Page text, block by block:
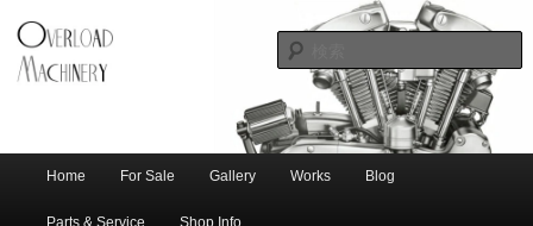
新潟のハー
レー中古車
バーロード
ショベル・アイアンスポーツ・エボビッグツイン＆スポーツスターなどを取
り扱う中古ハーレー専門店。整備・修理・カスタムまで一貫対応します。
メ
サ
Home For Sale Gallery Works Blog
Parts & Service Shop Info